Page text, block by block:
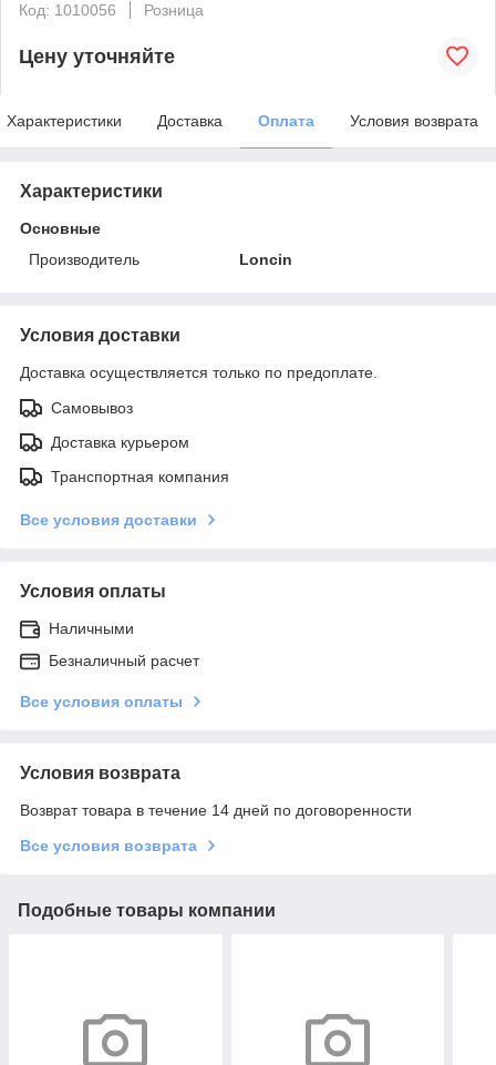
Код: 1010056
Розница
Цену уточняйте
Характеристики Доставка Оплата Условия возврата
Характеристики
Основные
Производитель
Loncin
Условия доставки
Доставка осуществляется только по предоплате.
Самовывоз
Доставка курьером
Транспортная компания
Все условия доставки
Условия оплаты
Наличными
Безналичный расчет
Все условия оплаты
Условия возврата
Возврат товара в течение 14 дней по договоренности
Все условия возврата
Подобные товары компании